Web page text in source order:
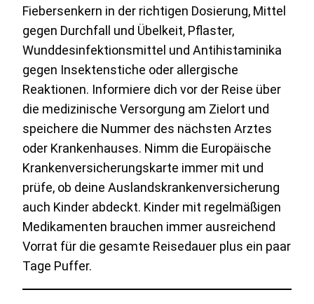
Fiebersenkern in der richtigen Dosierung, Mittel
gegen Durchfall und Übelkeit, Pflaster,
Wunddesinfektionsmittel und Antihistaminika
gegen Insektenstiche oder allergische
Reaktionen. Informiere dich vor der Reise über
die medizinische Versorgung am Zielort und
speichere die Nummer des nächsten Arztes
oder Krankenhauses. Nimm die Europäische
Krankenversicherungskarte immer mit und
prüfe, ob deine Auslandskrankenversicherung
auch Kinder abdeckt. Kinder mit regelmäßigen
Medikamenten brauchen immer ausreichend
Vorrat für die gesamte Reisedauer plus ein paar
Tage Puffer.